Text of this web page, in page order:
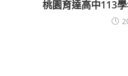
桃園育達高中113